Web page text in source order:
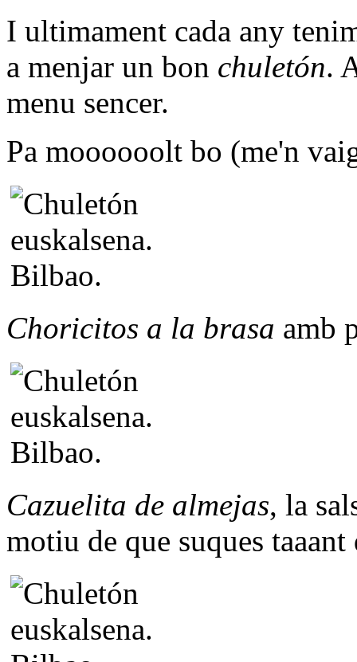
I ultimament cada any
a menjar un bon chuletón.
menu sencer.
Pa moooooolt bo (me'n
Choricitos a la brasa amb
Cazuelita de almejas, la
motiu de que suques taaant